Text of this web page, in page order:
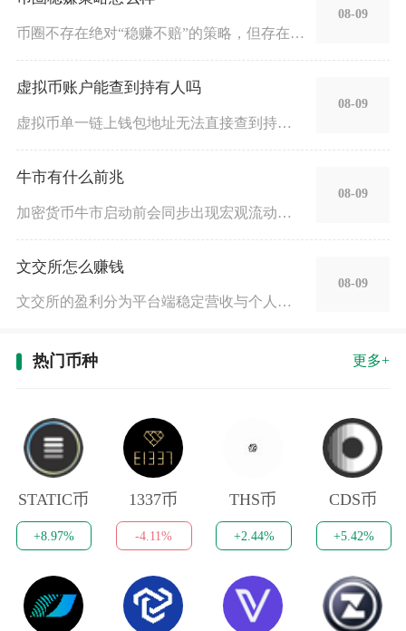
币圈不存在绝对“稳赚不赔”的策略，但存在一批风险极低、长期胜
08-09
虚拟币账户能查到持有人吗
虚拟币单一链上钱包地址无法直接查到持有人实名身份，但只要账户
08-09
牛市有什么前兆
加密货币牛市启动前会同步出现宏观流动性宽松、链上筹码持续锁仓
08-09
文交所怎么赚钱
文交所的盈利分为平台端稳定营收与个人藏品交易获利两大板块，正
08-09
热门币种 更多+
STATIC币
+8.97%
1337币
-4.11%
THS币
+2.44%
CDS币
+5.42%